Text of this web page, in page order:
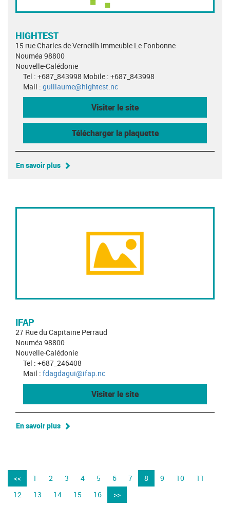
HIGHTEST
15 rue Charles de Verneilh Immeuble Le Fonbonne
Nouméa 98800
Nouvelle-Calédonie
Tel : +687_843998 Mobile : +687_843998
Mail : guillaume@hightest.nc
Visiter le site
Télécharger la plaquette
En savoir plus
IFAP
27 Rue du Capitaine Perraud
Nouméa 98800
Nouvelle-Calédonie
Tel : +687_246408
Mail : fdagdagui@ifap.nc
Visiter le site
En savoir plus
<< 1 2 3 4 5 6 7 8 9 10
11
12
13 14 15 16 >>